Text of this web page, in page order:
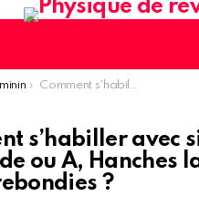
Comment s’habiller avec silhouette pyramide ou A, Hanches larges et fesses rebondies ?
s’habiller avec
ou A, Hanches
?